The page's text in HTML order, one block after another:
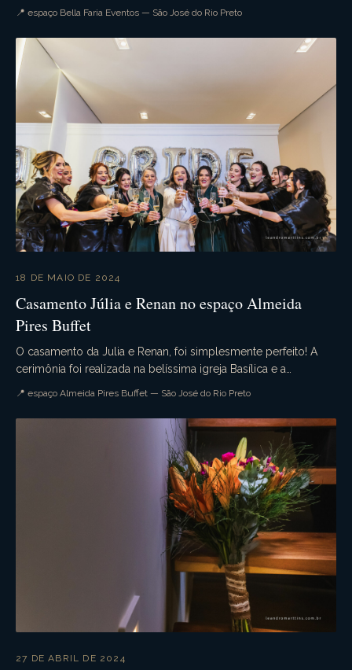
📍 espaço Bella Faria Eventos — São José do Rio Preto
18 DE MAIO DE 2024
Casamento Júlia e Renan no espaço Almeida
Pires Buffet
O casamento da Julia e Renan, foi simplesmente perfeito! A
cerimônia foi realizada na belíssima igreja Basílica e a
📍 espaço Almeida Pires Buffet — São José do Rio Preto
27 DE ABRIL DE 2024